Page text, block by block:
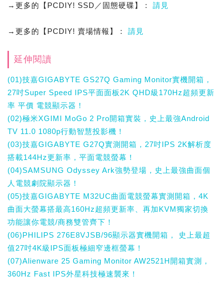
→更多的【PCDIY! SSD／固態硬碟】： 請見
→更多的【PCDIY! 賣場情報】： 請見
延伸閱讀
(01)技嘉GIGABYTE GS27Q Gaming Monitor實機開箱，
27吋Super Speed IPS平面面板2K QHD級170Hz超頻更新
率 平價 電競顯示器！
(02)極米XGIMI MoGo 2 Pro開箱實裝，史上最強Android
TV 11.0 1080p行動智慧投影機！
(03)技嘉GIGABYTE G27Q實測開箱，27吋IPS 2K解析度
搭載144Hz更新率，平面電競螢幕！
(04)SAMSUNG Odyssey Ark強勢登場，史上最強曲面個
人電競劇院顯示器！
(05)技嘉GIGABYTE M32UC曲面電競螢幕實測開箱，4K
曲面大螢幕搭最高160Hz超頻更新率、再加KVM獨家切換
功能讓你電競/商務雙管齊下！
(06)PHILIPS 276E8VJSB/96顯示器實機開箱， 史上最超
值27吋4K級IPS面板極細窄邊框螢幕！
(07)Alienware 25 Gaming Monitor AW2521H開箱實測，
360Hz Fast IPS外星科技極速襲來！